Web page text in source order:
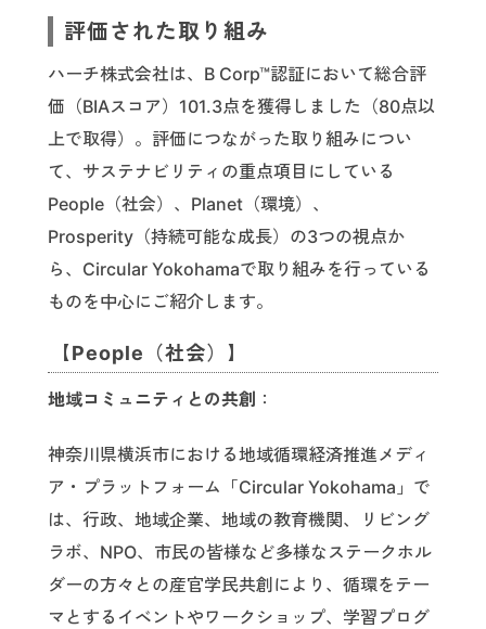
評価された取り組み
ハーチ株式会社は、B Corp™認証において総合評
価（BIAスコア）101.3点を獲得しました（80点以
上で取得）。評価につながった取り組みについ
て、サステナビリティの重点項目にしている
People（社会）、Planet（環境）、
Prosperity（持続可能な成長）の3つの視点か
ら、Circular Yokohamaで取り組みを行っている
ものを中心にご紹介します。
【People（社会）】
地域コミュニティとの共創 ：
神奈川県横浜市における地域循環経済推進メディ
ア・プラットフォーム「Circular Yokohama」で
は、行政、地域企業、地域の教育機関、リビング
ラボ、NPO、市民の皆様など多様なステークホル
ダーの方々との産官学民共創により、循環をテー
マとするイベントやワークショップ、学習プログ